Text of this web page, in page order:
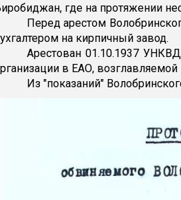
где на протяжении
Перед арестом
на кирпичный завод.
Арестован 01.10.1937
в ЕАО,
Из "показаний"